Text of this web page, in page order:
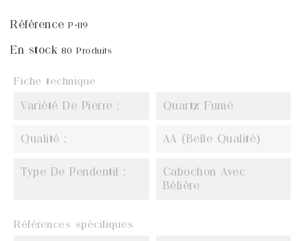
Référence P-119
En stock 80 Produits
Fiche technique
Variété De Pierre : Quartz Fumé
Qualité : AA (Belle Qualité)
Type De Pendentif :
Cabochon Avec
Bélière
Références spécifiques